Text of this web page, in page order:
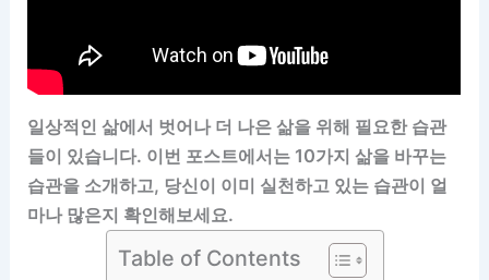
일상적인 삶에서 벗어나 더 나은 삶을 위해 필요한 습관
들이 있습니다. 이번 포스트에서는 10가지 삶을 바꾸는
습관을 소개하고, 당신이 이미 실천하고 있는 습관이 얼
마나 많은지 확인해보세요.
Table of Contents